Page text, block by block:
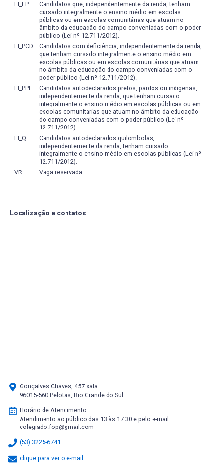
LI_EP
Candidatos que, independentemente da renda, tenham
cursado integralmente o ensino médio em escolas
públicas ou em escolas comunitárias que atuam no
âmbito da educação do campo conveniadas com o poder
público (Lei nº 12.711/2012).
LI_PCD
Candidatos com deficiência, independentemente da renda,
que tenham cursado integralmente o ensino médio em
escolas públicas ou em escolas comunitárias que atuam
no âmbito da educação do campo conveniadas com o
poder público (Lei nº 12.711/2012).
LI_PPI
Candidatos autodeclarados pretos, pardos ou indígenas,
independentemente da renda, que tenham cursado
integralmente o ensino médio em escolas públicas ou em
escolas comunitárias que atuam no âmbito da educação
do campo conveniadas com o poder público (Lei nº
12.711/2012).
LI_Q
Candidatos autodeclarados quilombolas,
independentemente da renda, tenham cursado
integralmente o ensino médio em escolas públicas (Lei nº
12.711/2012).
VR
Vaga reservada
Localização e contatos
Gonçalves Chaves, 457 sala
96015-560 Pelotas, Rio Grande do Sul
Horário de Atendimento:
Atendimento ao público das 13 às 17:30 e pelo e-mail:
colegiado.fop@gmail.com
(53) 3225-6741
clique para ver o e-mail